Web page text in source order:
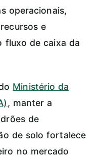
operacionais,
e
fluxo de caixa da
Ministério da
, manter a
de
de solo fortalece
no mercado